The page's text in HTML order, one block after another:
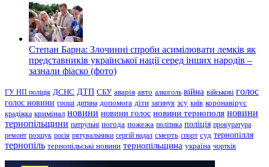
Степан Барна: Злочинні спроби асимілювати лемків як
представників української нації серед інших народів –
зазнали фіаско (фото)
ГУ НП поліція ДСНС ДТП СБУ аварія авто алкоголь війна військові голос
голос новини гроші дитина допомога діти загинув зсу київ коронавірус
крадіжка кримінал новини новини голос новини тернополя новини
тернопільщини патрульні погода пожежа політика поліція прокуратура
ремонт розшук росія рятувальники сергій надал смерть спорт суд тернопілля
тернопіль тернопільські новини тернопільщина україна чортків